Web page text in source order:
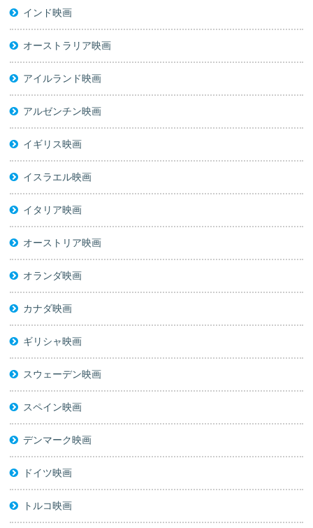
インド映画
オーストラリア映画
アイルランド映画
アルゼンチン映画
イギリス映画
イスラエル映画
イタリア映画
オーストリア映画
オランダ映画
カナダ映画
ギリシャ映画
スウェーデン映画
スペイン映画
デンマーク映画
ドイツ映画
トルコ映画